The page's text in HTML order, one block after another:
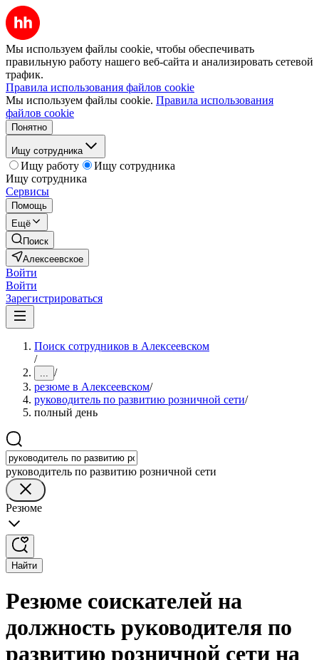
Мы используем файлы cookie, чтобы обеспечивать
правильную работу нашего веб-сайта и анализировать сетевой
трафик.
Правила использования файлов cookie
Мы используем файлы cookie. Правила использования
файлов cookie
Понятно
Ищу сотрудника
Ищу работу
Ищу сотрудника
Ищу сотрудника
Сервисы
Помощь
Ещё
Поиск
Алексеевское
Войти
Войти
Зарегистрироваться
Поиск сотрудников в Алексеевском
/
... /
резюме в Алексеевском/
руководитель по развитию розничной сети/
полный день
руководитель по развитию розничной сети
Резюме
Найти
Резюме соискателей на
должность руководителя по
развитию розничной сети на